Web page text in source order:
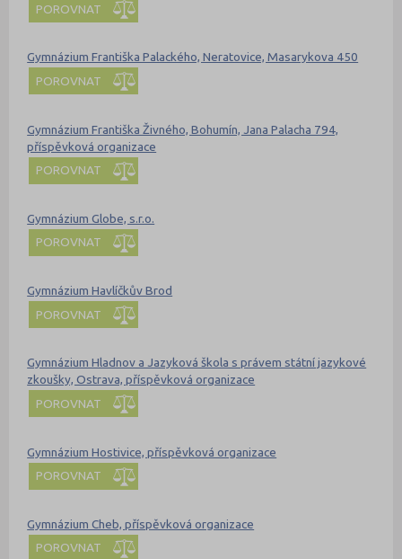
POROVNAT
Gymnázium Františka Palackého, Neratovice, Masarykova 450
POROVNAT
Gymnázium Františka Živného, Bohumín, Jana Palacha 794,
příspěvková organizace
POROVNAT
Gymnázium Globe, s.r.o.
POROVNAT
Gymnázium Havlíčkův Brod
POROVNAT
Gymnázium Hladnov a Jazyková škola s právem státní jazykové
zkoušky, Ostrava, příspěvková organizace
POROVNAT
Gymnázium Hostivice, příspěvková organizace
POROVNAT
Gymnázium Cheb, příspěvková organizace
POROVNAT